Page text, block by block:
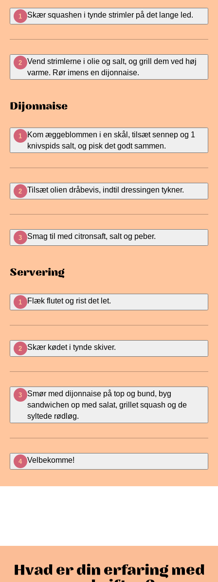
1 Skær squashen i tynde strimler på det lange led.
2
Vend strimlerne i olie og salt, og grill dem ved høj
varme. Rør imens en dijonnaise.
Dijonnaise
1
Kom æggeblommen i en skål, tilsæt sennep og 1
knivspids salt, og pisk det godt sammen.
2 Tilsæt olien dråbevis, indtil dressingen tykner.
3 Smag til med citronsaft, salt og peber.
Servering
1 Flæk flutet og rist det let.
2 Skær kødet i tynde skiver.
3
Smør med dijonnaise på top og bund, byg
sandwichen op med salat, grillet squash og de
syltede rødløg.
4 Velbekomme!
Hvad er din erfaring med